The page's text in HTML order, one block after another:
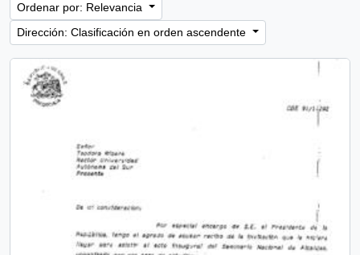
Ordenar por: Relevancia
Dirección: Clasificación en orden ascendente